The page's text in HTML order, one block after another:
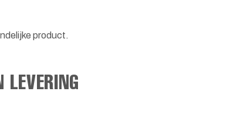
product.
LEVERING